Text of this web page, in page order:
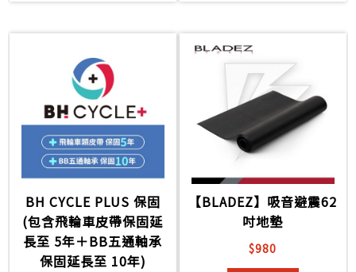
BH CYCLE PLUS 保固
(包含飛輪車皮帶保固延
長至 5年＋BB五通軸承
保固延長至 10年)
【BLADEZ】吸音避震62
吋地墊
$980